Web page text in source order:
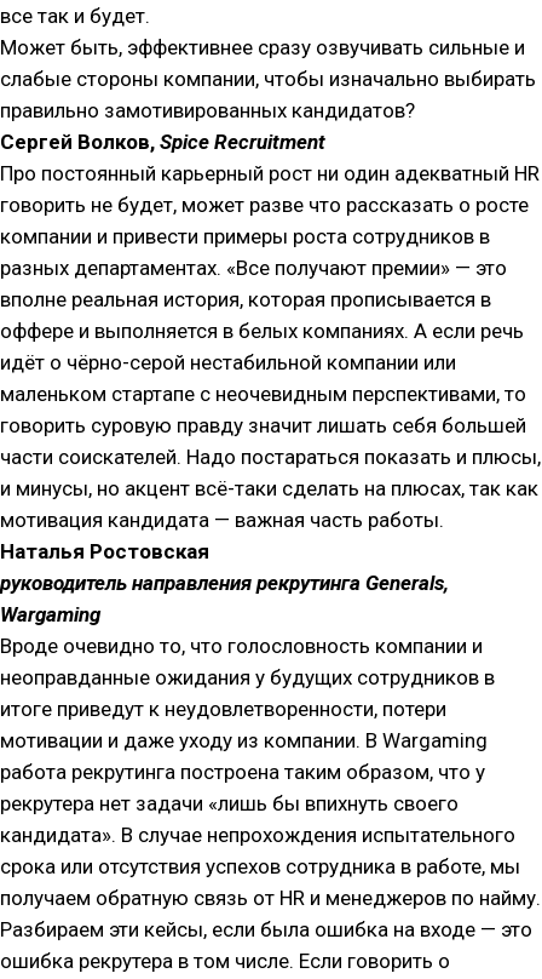
все так и будет.
Может быть, эффективнее сразу озвучивать сильные и
слабые стороны компании, чтобы изначально выбирать
правильно замотивированных кандидатов?
Сергей Волков, Spice Recruitment
Про постоянный карьерный рост ни один адекватный HR
говорить не будет, может разве что рассказать о росте
компании и привести примеры роста сотрудников в
разных департаментах. «Все получают премии» — это
вполне реальная история, которая прописывается в
оффере и выполняется в белых компаниях. А если речь
идёт о чёрно-серой нестабильной компании или
маленьком стартапе с неочевидным перспективами, то
говорить суровую правду значит лишать себя большей
части соискателей. Надо постараться показать и плюсы,
и минусы, но акцент всё-таки сделать на плюсах, так как
мотивация кандидата — важная часть работы.
Наталья Ростовская
руководитель направления рекрутинга Generals,
Wargaming
Вроде очевидно то, что голословность компании и
неоправданные ожидания у будущих сотрудников в
итоге приведут к неудовлетворенности, потери
мотивации и даже уходу из компании. В Wargaming
работа рекрутинга построена таким образом, что у
рекрутера нет задачи «лишь бы впихнуть своего
кандидата». В случае непрохождения испытательного
срока или отсутствия успехов сотрудника в работе, мы
получаем обратную связь от HR и менеджеров по найму.
Разбираем эти кейсы, если была ошибка на входе — это
ошибка рекрутера в том числе. Если говорить о